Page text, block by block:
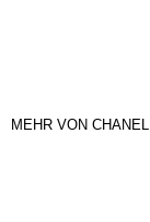
MEHR VON CHANEL